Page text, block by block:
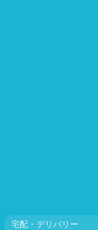
宅配・デリバリー